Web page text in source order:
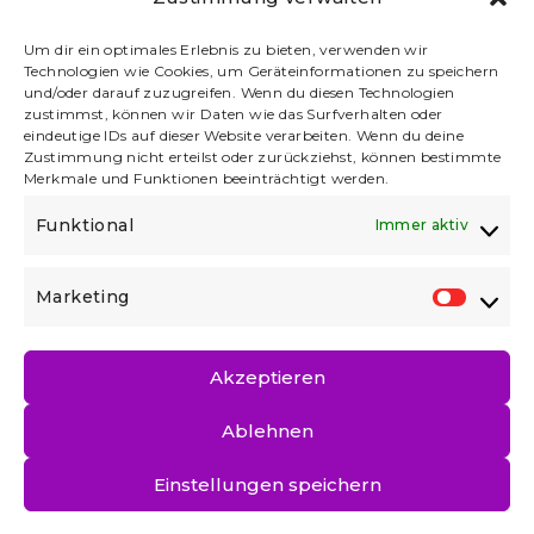
Um dir ein optimales Erlebnis zu bieten, verwenden wir
Technologien wie Cookies, um Geräteinformationen zu speichern
und/oder darauf zuzugreifen. Wenn du diesen Technologien
zustimmst, können wir Daten wie das Surfverhalten oder
eindeutige IDs auf dieser Website verarbeiten. Wenn du deine
Zustimmung nicht erteilst oder zurückziehst, können bestimmte
Merkmale und Funktionen beeinträchtigt werden.
Funktional Immer aktiv
Marketing
Akzeptieren
Ablehnen
Einstellungen speichern
DATENSCHUTZ | IMPRESSUM